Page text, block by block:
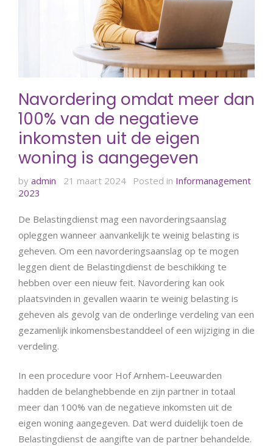
Navordering omdat meer dan
100% van de negatieve
inkomsten uit de eigen
woning is aangegeven
by admin 21 maart 2024 Posted in Informanagement
2023
De Belastingdienst mag een navorderingsaanslag
opleggen wanneer aanvankelijk te weinig belasting is
geheven. Om een navorderingsaanslag op te mogen
leggen dient de Belastingdienst de beschikking te
hebben over een nieuw feit. Navordering kan ook
plaatsvinden in gevallen waarin te weinig belasting is
geheven als gevolg van de onderlinge verdeling van een
gezamenlijk inkomensbestanddeel of een wijziging in die
verdeling.
In een procedure voor Hof Arnhem-Leeuwarden
hadden de belanghebbende en zijn partner in totaal
meer dan 100% van de negatieve inkomsten uit de
eigen woning aangegeven. Dat werd duidelijk toen de
Belastingdienst de aangifte van de partner behandelde.